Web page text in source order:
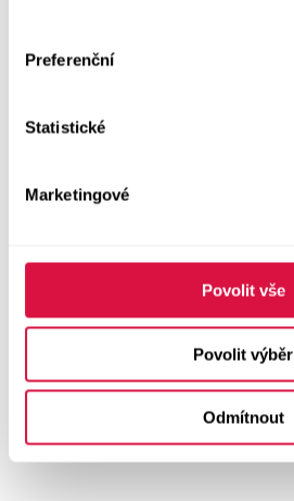
Preferenční
Statistické
Marketingové
Povolit vše
Povolit výběr
Odmítnout